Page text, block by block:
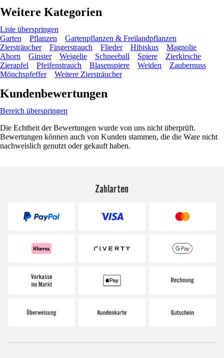
Weitere Kategorien
Liste überspringen
Garten
Pflanzen
Gartenpflanzen & Freilandpflanzen
Ziersträucher
Fingerstrauch Flieder Hibiskus
Magnolie
Ahorn
Ginster Weigelie Schneeball Spiere
Zierkirsche
Zierapfel
Pfeifenstrauch Blasenspiere Weiden
Zaubernuss
Mönchspfeffer
Weitere Ziersträucher
Kundenbewertungen
Bereich überspringen
Die Echtheit der Bewertungen wurde von uns nicht überprüft.
Bewertungen können auch von Kunden stammen, die die Ware nicht
nachweislich genutzt oder gekauft haben.
Zahlarten